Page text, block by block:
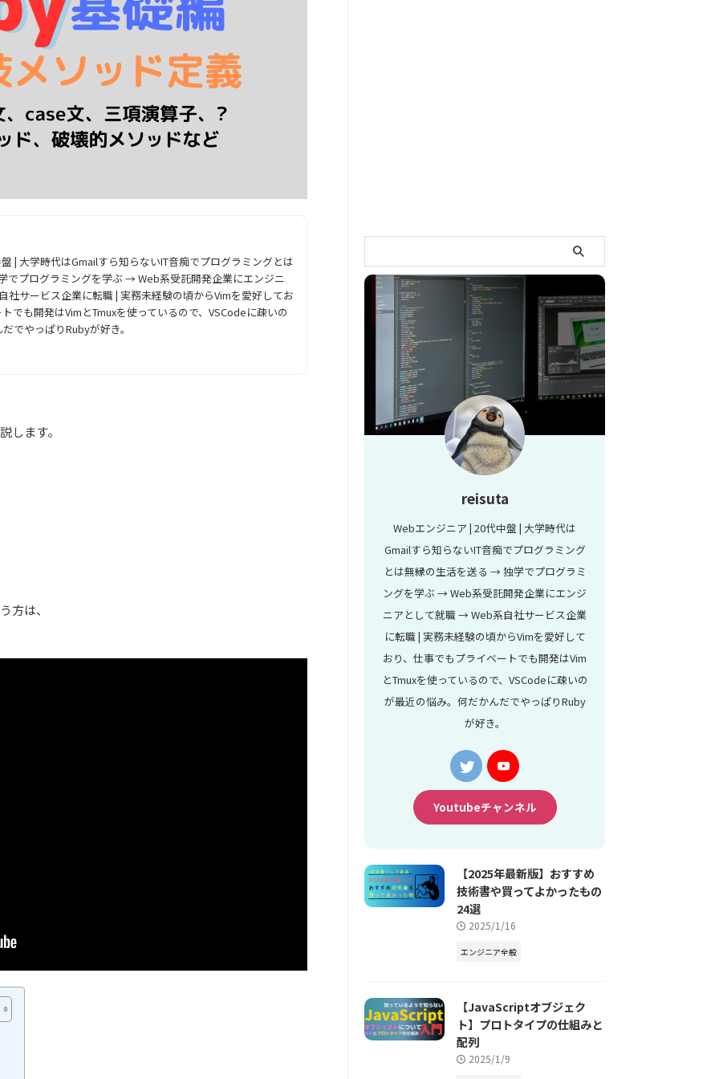
| 大学時代はGmailすら知らないIT音痴でプログラミングとは
でプログラミングを学ぶ → Web系受託開発企業にエンジニ
サービス企業に転職 | 実務未経験の頃からVimを愛好してお
でも開発はVimとTmuxを使っているので、VSCodeに疎いの
でやっぱりRubyが好き。
します。
方は、
reisuta
Webエンジニア | 20代中盤 | 大学時代は
Gmailすら知らないIT音痴でプログラミング
とは無縁の生活を送る → 独学でプログラミ
ングを学ぶ → Web系受託開発企業にエンジ
ニアとして就職 → Web系自社サービス企業
に転職 | 実務未経験の頃からVimを愛好して
おり、仕事でもプライベートでも開発はVim
とTmuxを使っているので、VSCodeに疎いの
が最近の悩み。何だかんだでやっぱりRuby
が好き。
Youtubeチャンネル
【2025年最新版】おすすめ
技術書や買ってよかったもの
24選
2025/1/16
エンジニア全般
【JavaScriptオブジェク
ト】プロトタイプの仕組みと
配列
2025/1/9